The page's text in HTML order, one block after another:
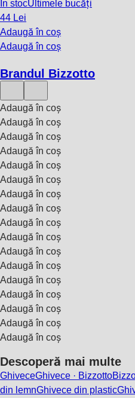
În stocUltimele bucăți
44 Lei
Adaugă în coș
Adaugă în coș
Brandul Bizzotto
Adaugă în coș
Adaugă în coș
Adaugă în coș
Adaugă în coș
Adaugă în coș
Adaugă în coș
Adaugă în coș
Adaugă în coș
Adaugă în coș
Adaugă în coș
Adaugă în coș
Adaugă în coș
Adaugă în coș
Adaugă în coș
Adaugă în coș
Adaugă în coș
Adaugă în coș
Descoperă mai multe
GhiveceGhivece · Bizzotto
din lemnGhivece din plastic